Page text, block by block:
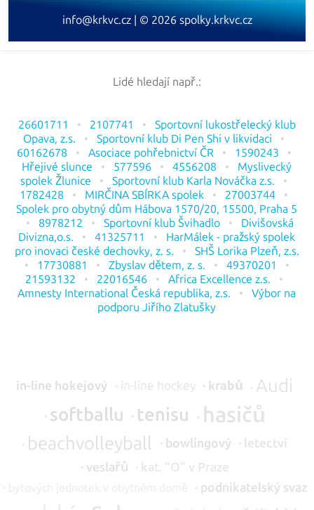
info@krkvc.cz | © 2026 spolky.krkvc.cz
Lidé hledají např.:
26601711 2107741
Sportovní lukostřelecký klub
Opava, z.s.
Sportovní klub Di Pen Shi v likvidaci
60162678
Asociace pohřebnictví ČR
1590243
Hřejivé slunce
577596 4556208
Myslivecký
spolek Žlunice
Sportovní klub Karla Nováčka z.s.
1782428
MIRČINA SBÍRKA spolek
27003744
Spolek pro obytný dům Hábova 1570/20, 15500, Praha 5
8978212
Sportovní klub Švihadlo
Divišovská
Divizna,o.s.
41325711
HarMálek - pražský spolek
pro inovaci české dechovky, z. s.
SHŠ Lorika Plzeň, z.s.
17730881
Zbyslav dětem, z. s.
49370201
21593132
22016546
Africa Excellence z.s.
Amnesty International Česká republika, z.s.
Výbor na
podporu Jiřího Zlatušky
in-line hokejový in-line hockey krabů
Audi
softballu
tenisu hasičů
beachvolleyball bowlingový
letectví
veslařů
kat. "O" v Praze
podnikatelský svaz